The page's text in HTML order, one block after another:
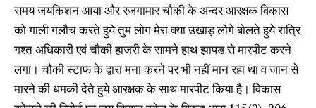
समय जयकिशन आया और रजगामार चौकी के अन्दर आरक्षक विकास
को गाली गलौच करते हुये तुम लोग मेरा क्या उखाड़ लोगे बोलते हुये रात्रि
गश्त अधिकारी एवं चौकी हाजरी के सामने हाथ झापड से मारपीट करने
लगा। चौकी स्टाफ के द्वारा मना करने पर भी नहीं मान रहा था व जान से
मारने की धमकी देते हुये आरक्षक के साथ मारपीट किया है। विकास